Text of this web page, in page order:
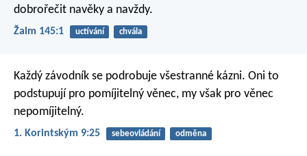
dobrořečit navěky a navždy.
Žalm 145:1 uctívání chvála
Každý závodník se podrobuje všestranné kázni. Oni to
podstupují pro pomíjitelný věnec, my však pro věnec
nepomíjitelný.
1. Korintským 9:25 sebeovládání odměna